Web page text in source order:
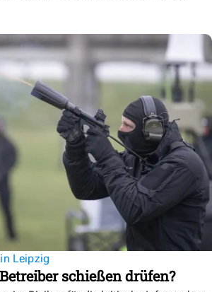
Leipzig
schießen drüfen?